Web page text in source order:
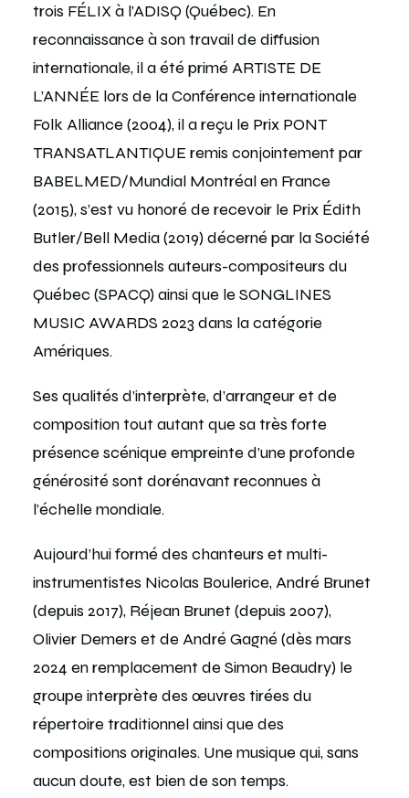
trois FÉLIX à l’ADISQ (Québec). En
reconnaissance à son travail de diffusion
internationale, il a été primé ARTISTE DE
L’ANNÉE lors de la Conférence internationale
Folk Alliance (2004), il a reçu le Prix PONT
TRANSATLANTIQUE remis conjointement par
BABELMED/Mundial Montréal en France
(2015), s’est vu honoré de recevoir le Prix Édith
Butler/Bell Media (2019) décerné par la Société
des professionnels auteurs-compositeurs du
Québec (SPACQ) ainsi que le SONGLINES
MUSIC AWARDS 2023 dans la catégorie
Amériques.
Ses qualités d’interprète, d’arrangeur et de
composition tout autant que sa très forte
présence scénique empreinte d’une profonde
générosité sont dorénavant reconnues à
l’échelle mondiale.
Aujourd’hui formé des chanteurs et multi-
instrumentistes Nicolas Boulerice, André Brunet
(depuis 2017), Réjean Brunet (depuis 2007),
Olivier Demers et de André Gagné (dès mars
2024 en remplacement de Simon Beaudry) le
groupe interprète des œuvres tirées du
répertoire traditionnel ainsi que des
compositions originales. Une musique qui, sans
aucun doute, est bien de son temps.